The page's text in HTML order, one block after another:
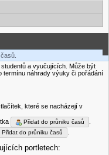
a vyučujících. Může být
termínu náhrady výuky či pořádání
které se nacházejí v
Přidat do průniku časů
Přidat do průniku časů
portletech: